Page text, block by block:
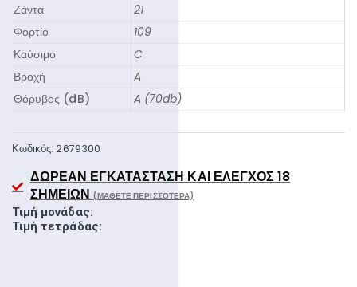
Ζάντα
21
Φορτίο
109
Καύσιμο
C
Βροχή
A
Θόρυβος (dB)
A (70db)
Κωδικός:2679300
ΔΩΡΕΆΝ ΕΓΚΑΤΆΣΤΑΣΗ ΚΑΙ ΈΛΕΓΧΟΣ 18
ΣΗΜΕΊΩΝ (ΜΆΘΕΤΕ ΠΕΡΙΣΣΌΤΕΡΑ)
Τιμή μονάδας:
Τιμή τετράδας: